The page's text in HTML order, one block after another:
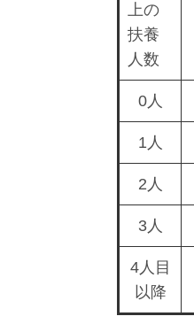
上の
扶養
人数
0人
1人
2人
3人
4人目
以降